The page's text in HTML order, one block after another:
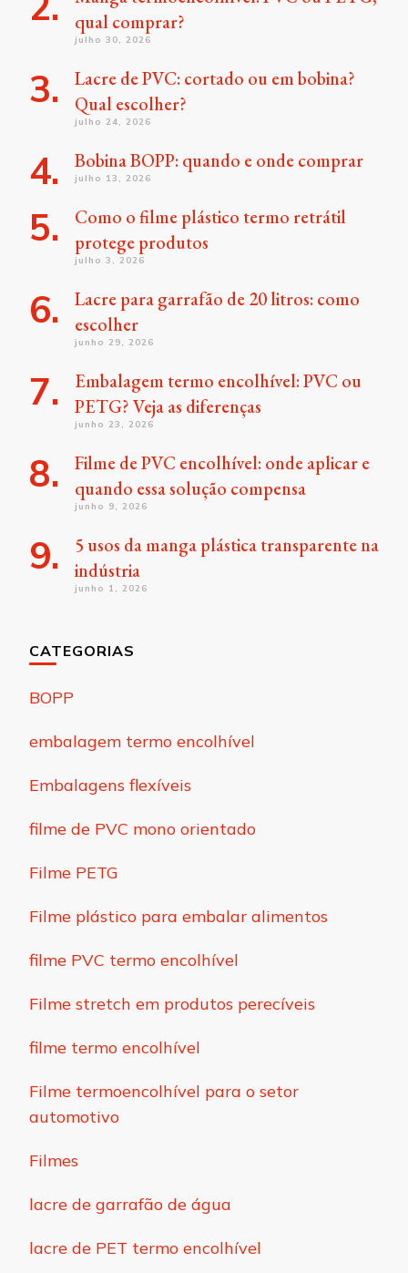
qual comprar?
julho 30, 2026
Lacre de PVC: cortado ou em bobina?
Qual escolher?
julho 24, 2026
Bobina BOPP: quando e onde comprar
julho 13, 2026
Como o filme plástico termo retrátil
protege produtos
julho 3, 2026
Lacre para garrafão de 20 litros: como
escolher
junho 29, 2026
Embalagem termo encolhível: PVC ou
PETG? Veja as diferenças
junho 23, 2026
Filme de PVC encolhível: onde aplicar e
quando essa solução compensa
junho 9, 2026
5 usos da manga plástica transparente na
indústria
junho 1, 2026
CATEGORIAS
BOPP
embalagem termo encolhível
Embalagens flexíveis
filme de PVC mono orientado
Filme PETG
Filme plástico para embalar alimentos
filme PVC termo encolhível
Filme stretch em produtos perecíveis
filme termo encolhível
Filme termoencolhível para o setor
automotivo
Filmes
lacre de garrafão de água
lacre de PET termo encolhível